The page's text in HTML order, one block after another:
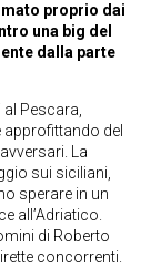
proprio dai
una big del
dalla parte
al Pescara,
del
La
sui siciliani,
sperare in un
all’Adriatico.
di Roberto
concorrenti.